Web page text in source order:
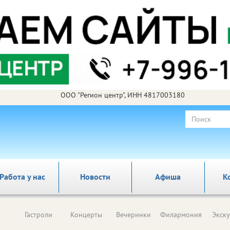
ООО "Регион центр", ИНН 4817003180
у нас Новости Афиша
Гастроли Концерты Вечеринки Филармония